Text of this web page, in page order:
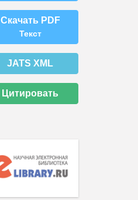
Скачать PDF
Текст
JATS XML
Цитировать